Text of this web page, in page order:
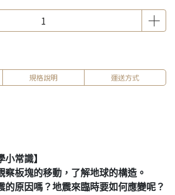
規格說明 運送方式
小常識】
察板塊的移動，了解地球的構造。
的原因嗎？地震來臨時要如何應變呢？